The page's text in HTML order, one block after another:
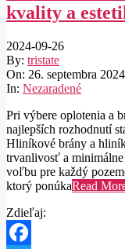
kvality a
2024-09-26
By: tristate
On: 26. septembra 2024
In: Nezaradené
Pri výbere oplotenia a
najlepších rozhodnutí
Hliníkové brány a
trvanlivosť a
voľbu pre každý
ktorý ponúkaRead
Zdieľaj: